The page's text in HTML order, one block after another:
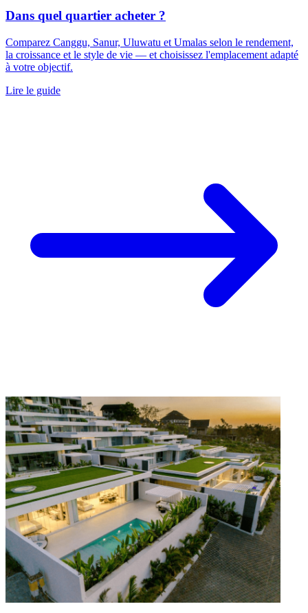
Dans quel quartier acheter ?
Comparez Canggu, Sanur, Uluwatu et Umalas selon le rendement,
la croissance et le style de vie — et choisissez l'emplacement adapté
à votre objectif.
Lire le guide